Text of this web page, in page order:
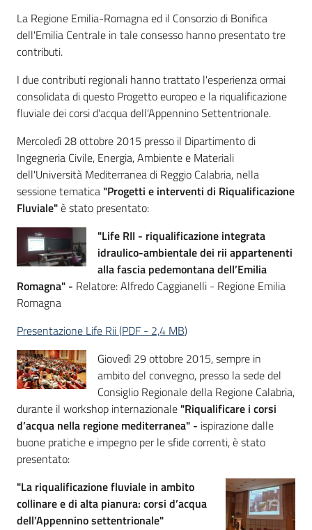
La Regione Emilia-Romagna ed il Consorzio di Bonifica
dell'Emilia Centrale in tale consesso hanno presentato tre
contributi.
I due contributi regionali hanno trattato l'esperienza ormai
consolidata di questo Progetto europeo e la riqualificazione
fluviale dei corsi d'acqua dell'Appennino Settentrionale.
Mercoledì 28 ottobre 2015 presso il Dipartimento di
Ingegneria Civile, Energia, Ambiente e Materiali
dell'Università Mediterranea di Reggio Calabria, nella
sessione tematica "Progetti e interventi di Riqualificazione
Fluviale"è stato presentato:
"Life RII - riqualificazione integrata
idraulico-ambientale dei rii appartenenti
alla fascia pedemontana dell’Emilia
Romagna" - Relatore: Alfredo Caggianelli - Regione Emilia
Romagna
Presentazione Life Rii(PDF - 2,4 MB)
Giovedì 29 ottobre 2015, sempre in
ambito del convegno, presso la sede del
Consiglio Regionale della Regione Calabria,
durante il workshop internazionale "Riqualificare i corsi
d’acqua nella regione mediterranea" - ispirazione dalle
buone pratiche e impegno per le sfide correnti, è stato
presentato:
"La riqualificazione fluviale in ambito
collinare e di alta pianura: corsi d’acqua
dell’Appennino settentrionale"